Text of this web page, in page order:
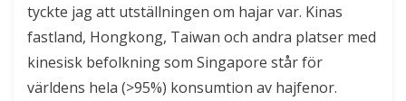
tyckte jag att utställningen om hajar var. Kinas
fastland, Hongkong, Taiwan och andra platser med
kinesisk befolkning som Singapore står för
världens hela (>95%) konsumtion av hajfenor.